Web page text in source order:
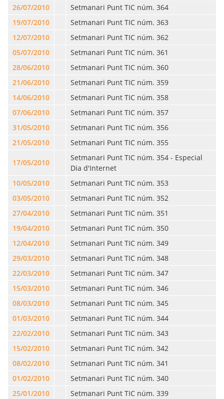
26/07/2010
Setmanari Punt TIC núm. 364
19/07/2010
Setmanari Punt TIC núm. 363
12/07/2010
Setmanari Punt TIC núm. 362
05/07/2010
Setmanari Punt TIC núm. 361
28/06/2010
Setmanari Punt TIC núm. 360
21/06/2010
Setmanari Punt TIC núm. 359
14/06/2010
Setmanari Punt TIC núm. 358
07/06/2010
Setmanari Punt TIC núm. 357
31/05/2010
Setmanari Punt TIC núm. 356
21/05/2010
Setmanari Punt TIC núm. 355
17/05/2010
Setmanari Punt TIC núm. 354 - Especial
Dia d'Internet
10/05/2010
Setmanari Punt TIC núm. 353
03/05/2010
Setmanari Punt TIC núm. 352
27/04/2010
Setmanari Punt TIC núm. 351
19/04/2010
Setmanari Punt TIC núm. 350
12/04/2010
Setmanari Punt TIC núm. 349
29/03/2010
Setmanari Punt TIC núm. 348
22/03/2010
Setmanari Punt TIC núm. 347
15/03/2010
Setmanari Punt TIC núm. 346
08/03/2010
Setmanari Punt TIC núm. 345
01/03/2010
Setmanari Punt TIC núm. 344
22/02/2010
Setmanari Punt TIC núm. 343
15/02/2010
Setmanari Punt TIC núm. 342
08/02/2010
Setmanari Punt TIC núm. 341
01/02/2010
Setmanari Punt TIC núm. 340
25/01/2010
Setmanari Punt TIC núm. 339